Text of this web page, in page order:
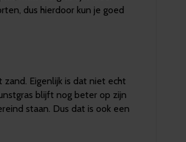
dus hierdoor kun je goed
Eigenlijk is dat niet echt
blijft nog beter op zijn
staan. Dus dat is ook een